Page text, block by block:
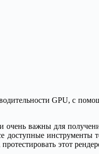
GPU, с
очень важны для
доступные инструменты
этот